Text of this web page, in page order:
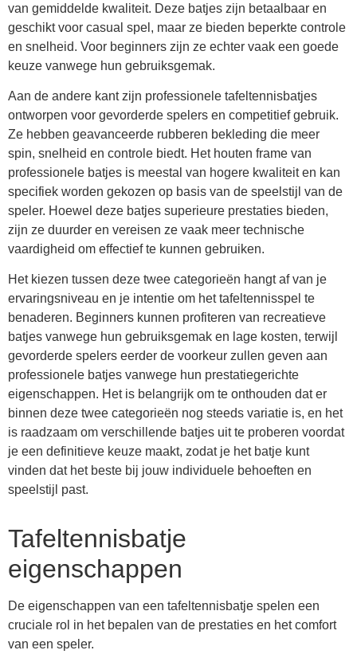
van gemiddelde kwaliteit. Deze batjes zijn betaalbaar en
geschikt voor casual spel, maar ze bieden beperkte controle
en snelheid. Voor beginners zijn ze echter vaak een goede
keuze vanwege hun gebruiksgemak.
Aan de andere kant zijn professionele tafeltennisbatjes
ontworpen voor gevorderde spelers en competitief gebruik.
Ze hebben geavanceerde rubberen bekleding die meer
spin, snelheid en controle biedt. Het houten frame van
professionele batjes is meestal van hogere kwaliteit en kan
specifiek worden gekozen op basis van de speelstijl van de
speler. Hoewel deze batjes superieure prestaties bieden,
zijn ze duurder en vereisen ze vaak meer technische
vaardigheid om effectief te kunnen gebruiken.
Het kiezen tussen deze twee categorieën hangt af van je
ervaringsniveau en je intentie om het tafeltennisspel te
benaderen. Beginners kunnen profiteren van recreatieve
batjes vanwege hun gebruiksgemak en lage kosten, terwijl
gevorderde spelers eerder de voorkeur zullen geven aan
professionele batjes vanwege hun prestatiegerichte
eigenschappen. Het is belangrijk om te onthouden dat er
binnen deze twee categorieën nog steeds variatie is, en het
is raadzaam om verschillende batjes uit te proberen voordat
je een definitieve keuze maakt, zodat je het batje kunt
vinden dat het beste bij jouw individuele behoeften en
speelstijl past.
Tafeltennisbatje
eigenschappen
De eigenschappen van een tafeltennisbatje spelen een
cruciale rol in het bepalen van de prestaties en het comfort
van een speler.